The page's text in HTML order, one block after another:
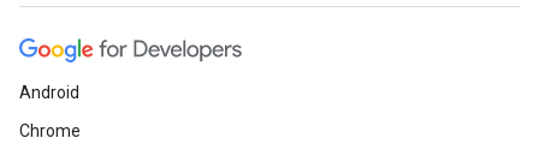
Android
Chrome